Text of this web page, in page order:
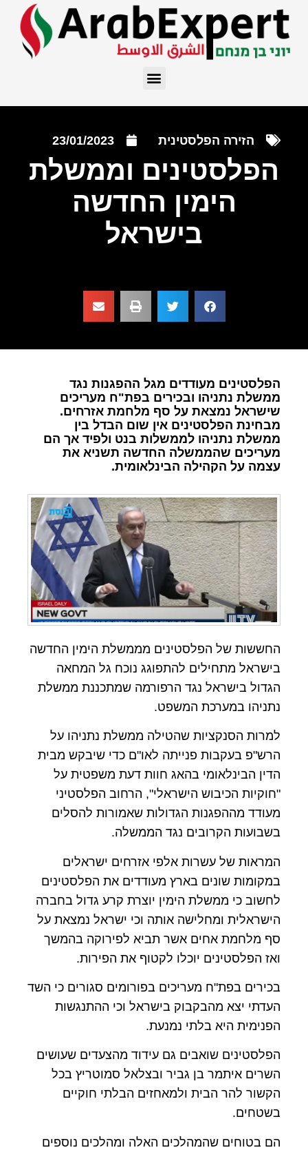
הזירה הפלסטינית 23/01/2023
הפלסטינים וממשלת
הימין החדשה
בישראל
הפלסטינים מעודדים מגל ההפגנות נגד
ממשלת נתניהו ובכירים בפת"ח מעריכים
שישראל נמצאת על סף מלחמת אזרחים.
מבחינת הפלסטינים אין שום הבדל בין
ממשלת נתניהו לממשלות בנט ולפיד אך הם
מעריכים שהממשלה החדשה תשניא את
עצמה על הקהילה הבינלאומית.
החששות של הפלסטינים מממשלת הימין החדשה
בישראל מתחילים להתפוגג נוכח גל המחאה
הגדול בישראל נגד הרפורמה שמתכננת ממשלת
נתניהו במערכת המשפט.
למרות הסנקציות שהטילה ממשלת נתניהו על
הרש"פ בעקבות פנייתה לאו"ם כדי שיבקש מבית
הדין הבינלאומי בהאג חוות דעת משפטית על
"חוקיות הכיבוש הישראלי", הרחוב הפלסטיני
מעודד מההפגנות הגדולות שאמורות להסלים
בשבועות הקרובים נגד הממשלה.
המראות של עשרות אלפי אזרחים ישראלים
במקומות שונים בארץ מעודדים את הפלסטינים
לחשוב כי ממשלת הימין יוצרת קרע גדול בחברה
הישראלית ומחלישה אותה וכי ישראל נמצאת על
סף מלחמת אחים אשר תביא לפירוקה בהמשך
ואז הפלסטינים יוכלו לקטוף את הפירות.
בכירים בפת"ח מעריכים בפורומים סגורים כי השד
העדתי יצא מהבקבוק בישראל וכי ההתנגשות
הפנימית היא בלתי נמנעת.
הפלסטינים שואבים גם עידוד מהצעדים שעושים
השרים איתמר בן גביר ובצלאל סמוטריץ בכל
הקשור להר הבית ולמאחזים הבלתי חוקיים
בשטחים.
הם בטוחים שהמהלכים האלה ומהלכים נוספים